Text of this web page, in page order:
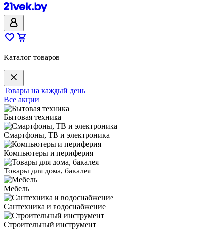
Каталог товаров
Товары на каждый день
Все акции
Бытовая техника
Смартфоны, ТВ и электроника
Компьютеры и периферия
Товары для дома, бакалея
Мебель
Сантехника и водоснабжение
Строительный инструмент